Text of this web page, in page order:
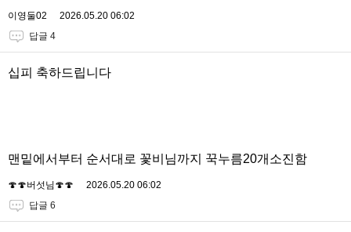
이영둘02
2026.05.20 06:02
답글 4
십피 축하드립니다
맨밑에서부터 순서대로 꽃비님까지 꾹누름20개소진함
🍄🍄버섯님🍄🍄
2026.05.20 06:02
답글 6